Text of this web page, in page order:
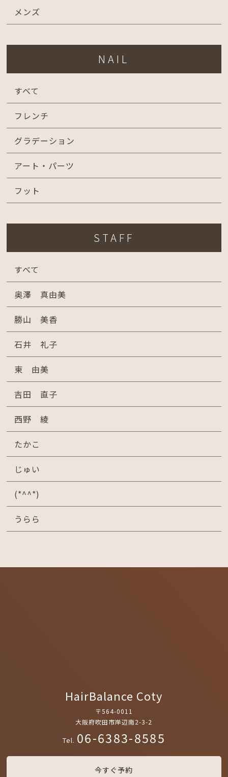
メンズ
NAIL
すべて
フレンチ
グラデーション
アート・パーツ
フット
STAFF
すべて
奥澤 真由美
勝山 美香
石井 礼子
東 由美
吉田 直子
西野 綾
たかこ
じゅい
(*^^*)
うらら
HairBalance Coty
〒564-0011
大阪府吹田市岸辺南2-3-2
Tel. 06-6383-8585
今すぐ予約